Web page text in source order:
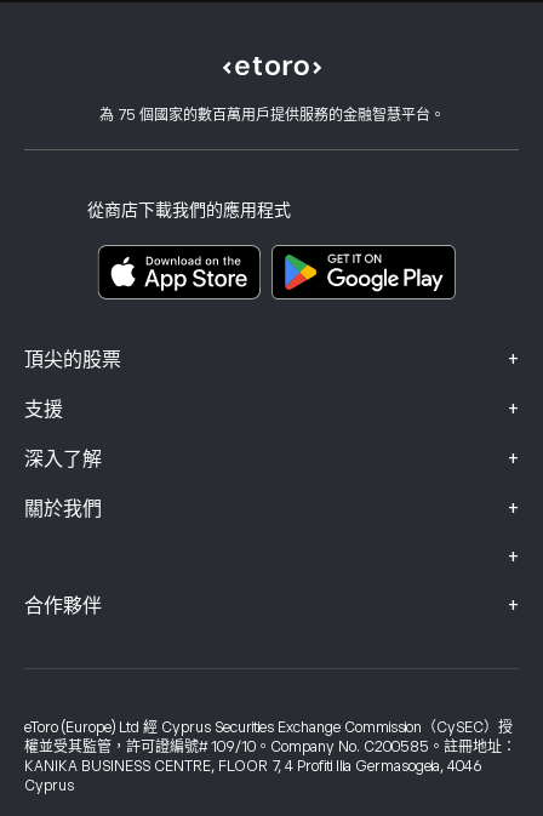
為 75 個國家的數百萬用戶提供服務的金融智慧平台。
從商店下載我們的應用程式
頂尖的股票 +
支援 +
開設帳戶
用戶端漏洞
深入了解 +
關於我們 +
我們的辦事處
+
風險揭露
關鍵資訊文件
投訴資料（FCA 客戶）
合作夥伴 +
投資保險
eToro (Europe) Ltd 經 Cyprus Securities Exchange Commission（CySEC）授
權並受其監管，許可證編號# 109/10。Company No. C200585。註冊地址：
KANIKA BUSINESS CENTRE, FLOOR 7, 4 Profiti Ilia Germasogeia, 4046
Cyprus